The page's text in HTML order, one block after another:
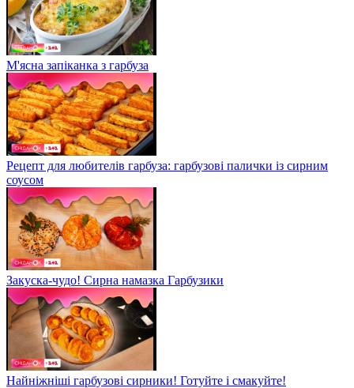
М'ясна запіканка з гарбуза
Рецепт для любителів гарбуза: гарбузові палички із сирним
соусом
Закуска-чудо! Сирна намазка Гарбузики
Найніжніші гарбузові сирники! Готуйте і смакуйте!